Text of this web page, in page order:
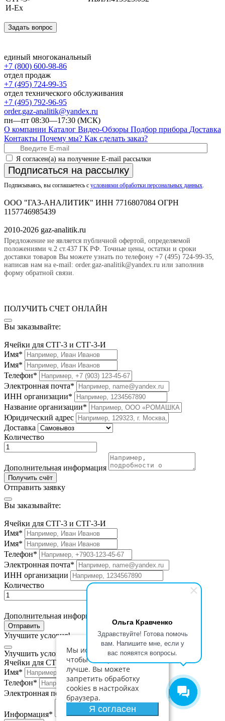
Ольга Кравченко
Здравствуйте! Готова помочь
вам. Напишите мне, если у
вас появятся вопросы.
И-Ex
Задать вопрос
единый многоканальный
+7 (800) 600-98-86
отдел продаж
+7 (495) 724-99-35
отдел технического обслуживания
+7 (495) 792-96-95
order.gaz-analitik@yandex.ru
пн—пт 08:30—17:30 (МСК)
О компании Каталог Видео-Обзоры Подбор прибора Доставка
Контакты Почему мы? Как сделать заказ?
Я согласен(а) на получение E-mail рассылки
Подписаться на рассылку
Подписываясь, вы соглашаетесь с условиями обработки персональных данных.
ООО "ГАЗ-АНАЛИТИК" ИНН 7716807084 ОГРН
1157746985439
2010-2026 gaz-analitik.ru
Предложение не является публичной офертой, определяемой
положениями ч.2 ст.437 ГК РФ. Точные цены, остатки и сроки
доставки товаров Вы можете узнать по телефону +7 (495) 724-99-35,
написав нам на e-mail: order.gaz-analitik@yandex.ru или заполнив
форму обратной связи.
Мы используем cookies,
чтобы сайт работал
лучше. Вы можете
запретить обработку
cookies в настройках
браузера.
Я согласен
ПОЛУЧИТЬ СЧЕТ ОНЛАЙН
Вы заказывайте:
Ячейки для СТГ-3 и СТГ-3-И
Имя*
Имя*
Телефон*
Электронная почта*
ИНН организации*
Название организации*
Юридический адрес
Доставка
Количество
Дополнительная информация
Получить счёт
Отправить заявку
Вы заказывайте:
Ячейки для СТГ-3 и СТГ-3-И
Имя*
Имя*
Телефон*
Электронная почта*
ИНН организации
Количество
Дополнительная информация
Отправить
Улучшите условия!
Улучшить условия по приобретению:
Ячейки для СТГ-3 и СТГ-3-И
Имя*
Телефон*
Электронная почта*
Информация*